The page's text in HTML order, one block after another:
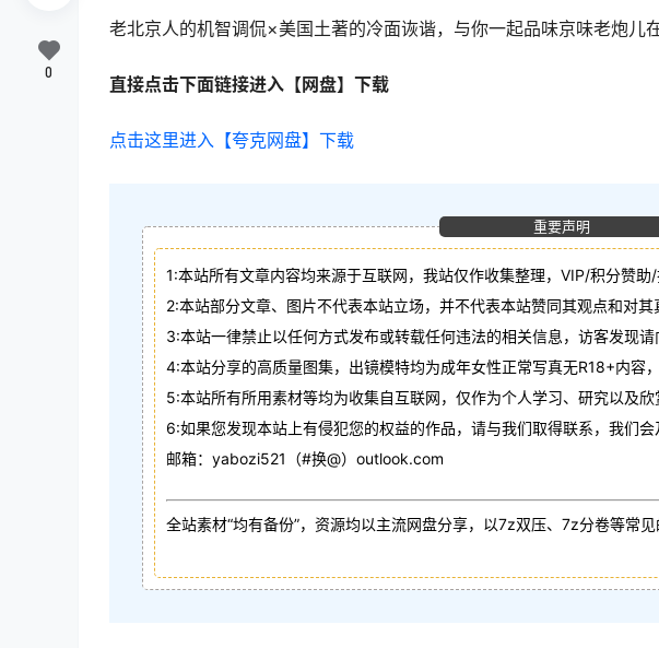
老北京人的机智调侃×美国土著的冷面诙谐，与你一起品味京味老炮儿
直接点击下面链接进入【网盘】下载
点击这里进入【夸克网盘】下载
重要声明
1:本站所有文章内容均来源于互联网，我站仅作收集整理，VIP/积分赞助/
2:本站部分文章、图片不代表本站立场，并不代表本站赞同其观点和对其
3:本站一律禁止以任何方式发布或转载任何违法的相关信息，访客发现请
4:本站分享的高质量图集，出镜模特均为成年女性正常写真无R18+内容
5:本站所有所用素材等均为收集自互联网，仅作为个人学习、研究以及欣
6:如果您发现本站上有侵犯您的权益的作品，请与我们取得联系，我们会
邮箱：yabozi521（#换@）outlook.com
全站素材“均有备份”，资源均以主流网盘分享，以7z双压、7z分卷等常
0